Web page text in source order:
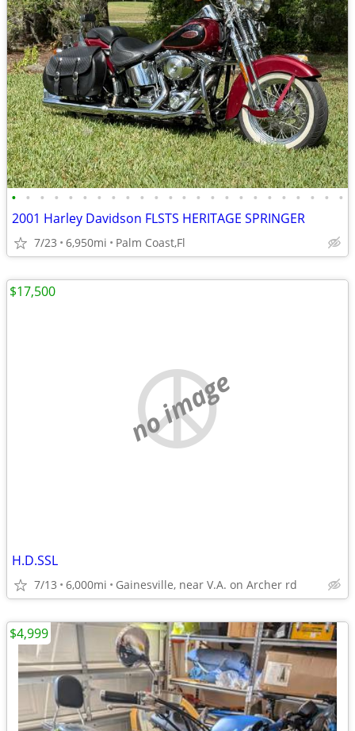
• • • • • • • • • • • • • • • • • • • • • • • •
2001 Harley Davidson FLSTS HERITAGE SPRINGER
7/23 6,950mi Palm Coast,Fl
no image
H.D.SSL
7/13 6,000mi Gainesville, near V.A. on Archer rd
$17,500
$4,999